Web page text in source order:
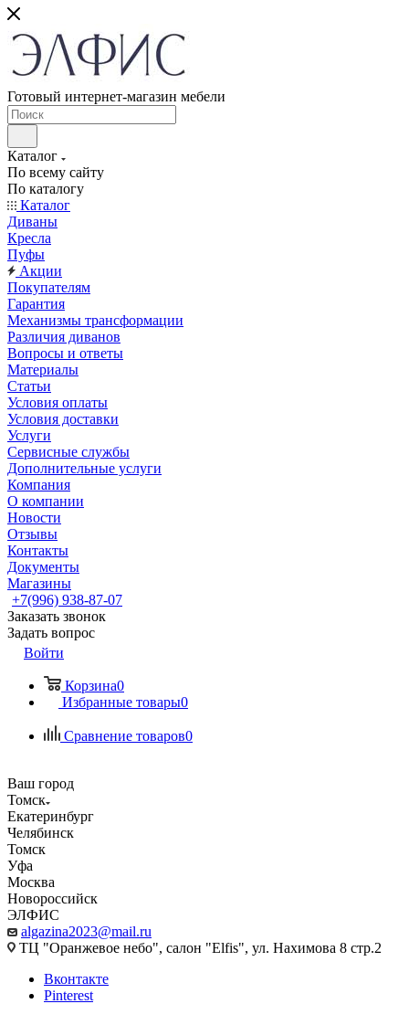
Готовый интернет-магазин мебели
Каталог
По всему сайту
По каталогу
Каталог
Диваны
Кресла
Пуфы
Акции
Покупателям
Гарантия
Механизмы трансформации
Различия диванов
Вопросы и ответы
Материалы
Статьи
Условия оплаты
Условия доставки
Услуги
Сервисные службы
Дополнительные услуги
Компания
О компании
Новости
Отзывы
Контакты
Документы
Магазины
+7(996) 938-87-07
Заказать звонок
Задать вопрос
Войти
Корзина0
Избранные товары0
Сравнение товаров0
Ваш город
Томск
Екатеринбург
Челябинск
Томск
Уфа
Москва
Новороссийск
ЭЛФИС
algazina2023@mail.ru
ТЦ "Оранжевое небо", салон "Elfis", ул. Нахимова 8 стр.2
Вконтакте
Pinterest